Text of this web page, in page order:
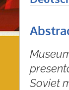
Soviet